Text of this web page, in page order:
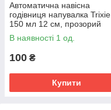
Автоматична навісна
годівниця напувалка Trixie
150 мл 12 см, прозорий
безпечний пластик, верхнє
наповнення
В наявності 1 од.
100 ₴
Купити